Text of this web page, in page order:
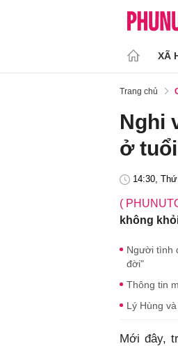
XÃ
Trang chủ
Nghi
ở
14:30,
(
không
Người tình
đời"
Thông tin
Lý Hùng
Mới đây,